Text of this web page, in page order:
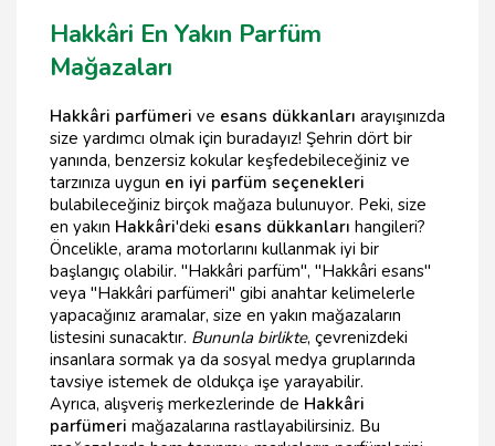
Hakkâri En Yakın Parfüm
Mağazaları
Hakkâri parfümeri ve esans dükkanları arayışınızda
size yardımcı olmak için buradayız! Şehrin dört bir
yanında, benzersiz kokular keşfedebileceğiniz ve
tarzınıza uygun en iyi parfüm seçenekleri
bulabileceğiniz birçok mağaza bulunuyor. Peki, size
en yakın Hakkâri'deki esans dükkanları hangileri?
Öncelikle, arama motorlarını kullanmak iyi bir
başlangıç olabilir. "Hakkâri parfüm", "Hakkâri esans"
veya "Hakkâri parfümeri" gibi anahtar kelimelerle
yapacağınız aramalar, size en yakın mağazaların
listesini sunacaktır. Bununla birlikte, çevrenizdeki
insanlara sormak ya da sosyal medya gruplarında
tavsiye istemek de oldukça işe yarayabilir.
Ayrıca, alışveriş merkezlerinde de Hakkâri
parfümeri mağazalarına rastlayabilirsiniz. Bu